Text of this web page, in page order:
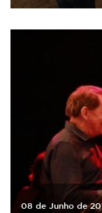
08 de Junho de